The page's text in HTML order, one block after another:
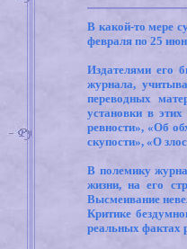
В какой-то мере
февраля по 25
Издателями его
журнала,
переводных
установки в
ревности», «Об
скупости», «О
В полемику
жизни, на его
Высмеивание
Критике
реальных фактах